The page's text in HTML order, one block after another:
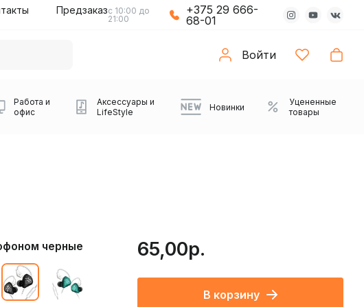
Предзаказс 10:00 до
21:00
+375 29 666-
68-01
Войти
Саундбары
Компьютерные колонки
Работа и
офис
Коврики с подсветкой
Аксессуары и
LifeStyle
Зарядные устройства
Новинки
Уцененные
товары
черные 65,00р.
В корзину